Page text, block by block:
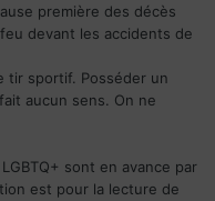
première des décès
devant les accidents de
tir sportif. Posséder un
aucun sens. On ne
sont en avance par
est pour la lecture de